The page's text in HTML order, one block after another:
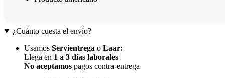
¿Cuánto cuesta el envío?
Usamos Servientrega o Laar:
Llega en 1 a 3 días laborales
No aceptamos pagos contra-entrega